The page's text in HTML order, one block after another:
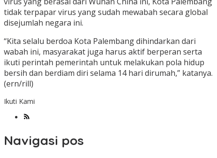
tidak terpapar virus yang sudah mewabah secara global
disejumlah negara ini.
“Kita selalu berdoa Kota Palembang dihindarkan dari
wabah ini, masyarakat juga harus aktif berperan serta
ikuti perintah pemerintah untuk melakukan pola hidup
bersih dan berdiam diri selama 14 hari dirumah,” katanya.
(ern/rill)
Ikuti Kami
Navigasi pos